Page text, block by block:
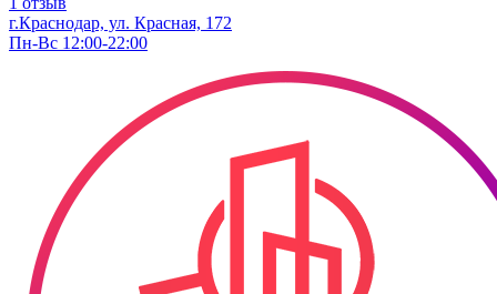
г.Краснодар, ул. ​Красная, 172
Пн-Вс 12:00-22:00